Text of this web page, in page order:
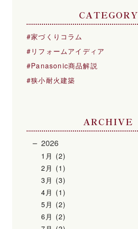
CATEGORY
家づくりコラム
リフォームアイディア
Panasonic商品解説
狭小耐火建築
ARCHIVE
2026
1月 (2)
2月 (1)
3月 (3)
4月 (1)
5月 (2)
6月 (2)